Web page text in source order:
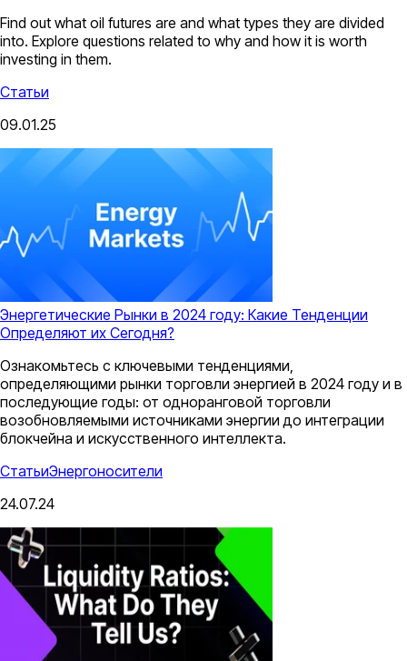
Find out what oil futures are and what types they are divided
into. Explore questions related to why and how it is worth
investing in them.
Статьи
09.01.25
Энергетические Рынки в 2024 году: Какие Тенденции
Определяют их Сегодня?
Ознакомьтесь с ключевыми тенденциями,
определяющими рынки торговли энергией в 2024 году и в
последующие годы: от одноранговой торговли
возобновляемыми источниками энергии до интеграции
блокчейна и искусственного интеллекта.
СтатьиЭнергоносители
24.07.24